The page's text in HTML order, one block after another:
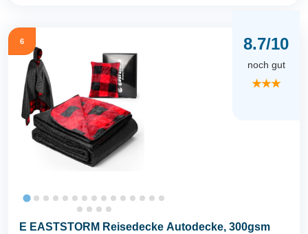
6 8.7/10
noch gut
★★★
E EASTSTORM Reisedecke Autodecke, 300gsm